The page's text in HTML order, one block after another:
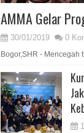
AMMA Gelar
30/01/2019 0
Bogor,SHR - Mencegah